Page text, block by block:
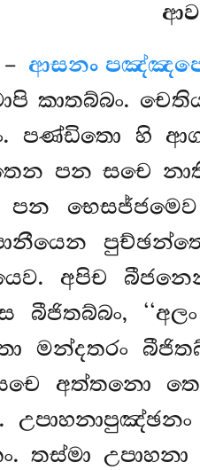
– ආසනං
කාතබ්බං.
පණ්ඩිතො හි
පන සචෙ
පන
අපිච
මන්දතරං
අත්තනො
තස්මා